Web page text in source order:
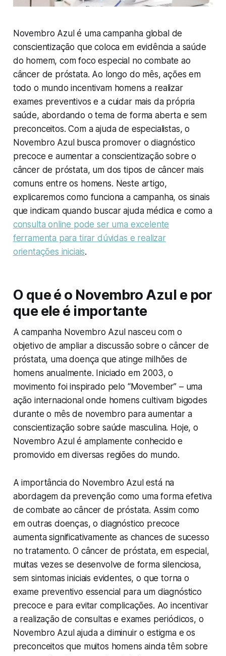
Novembro Azul é uma campanha global de
conscientização que coloca em evidência a saúde
do homem, com foco especial no combate ao
câncer de próstata. Ao longo do mês, ações em
todo o mundo incentivam homens a realizar
exames preventivos e a cuidar mais da própria
saúde, abordando o tema de forma aberta e sem
preconceitos. Com a ajuda de especialistas, o
Novembro Azul busca promover o diagnóstico
precoce e aumentar a conscientização sobre o
câncer de próstata, um dos tipos de câncer mais
comuns entre os homens. Neste artigo,
explicaremos como funciona a campanha, os sinais
que indicam quando buscar ajuda médica e como a
consulta online pode ser uma excelente
ferramenta para tirar dúvidas e realizar
orientações iniciais.
O que é o Novembro Azul e por
que ele é importante
A campanha Novembro Azul nasceu com o
objetivo de ampliar a discussão sobre o câncer de
próstata, uma doença que atinge milhões de
homens anualmente. Iniciado em 2003, o
movimento foi inspirado pelo “Movember” – uma
ação internacional onde homens cultivam bigodes
durante o mês de novembro para aumentar a
conscientização sobre saúde masculina. Hoje, o
Novembro Azul é amplamente conhecido e
promovido em diversas regiões do mundo.
A importância do Novembro Azul está na
abordagem da prevenção como uma forma efetiva
de combate ao câncer de próstata. Assim como
em outras doenças, o diagnóstico precoce
aumenta significativamente as chances de sucesso
no tratamento. O câncer de próstata, em especial,
muitas vezes se desenvolve de forma silenciosa,
sem sintomas iniciais evidentes, o que torna o
exame preventivo essencial para um diagnóstico
precoce e para evitar complicações. Ao incentivar
a realização de consultas e exames periódicos, o
Novembro Azul ajuda a diminuir o estigma e os
preconceitos que muitos homens ainda têm sobre